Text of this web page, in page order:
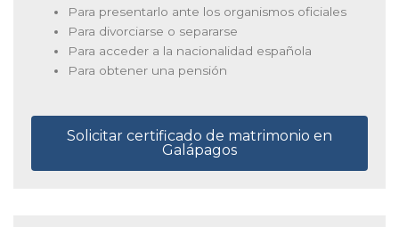
Para presentarlo ante los organismos oficiales
Para divorciarse o separarse
Para acceder a la nacionalidad española
Para obtener una pensión
Solicitar certificado de matrimonio en
Galápagos